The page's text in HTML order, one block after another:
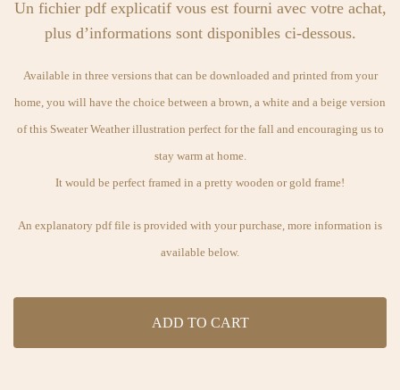
Un fichier pdf explicatif vous est fourni avec votre achat,
plus d’informations sont disponibles ci-dessous.
Available in three versions that can be downloaded and printed from your
home, you will have the choice between a brown, a white and a beige version
of this Sweater Weather illustration perfect for the fall and encouraging us to
stay warm at home.
It would be perfect framed in a pretty wooden or gold frame!
An explanatory pdf file is provided with your purchase, more information is
available below.
ADD TO CART